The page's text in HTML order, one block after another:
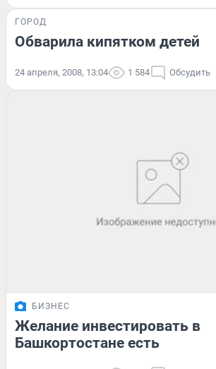
ГОРОД
Обварила кипятком детей
24 апреля, 2008, 13:04 1 584 Обсудить
БИЗНЕС
Желание инвестировать в
Башкортостане есть